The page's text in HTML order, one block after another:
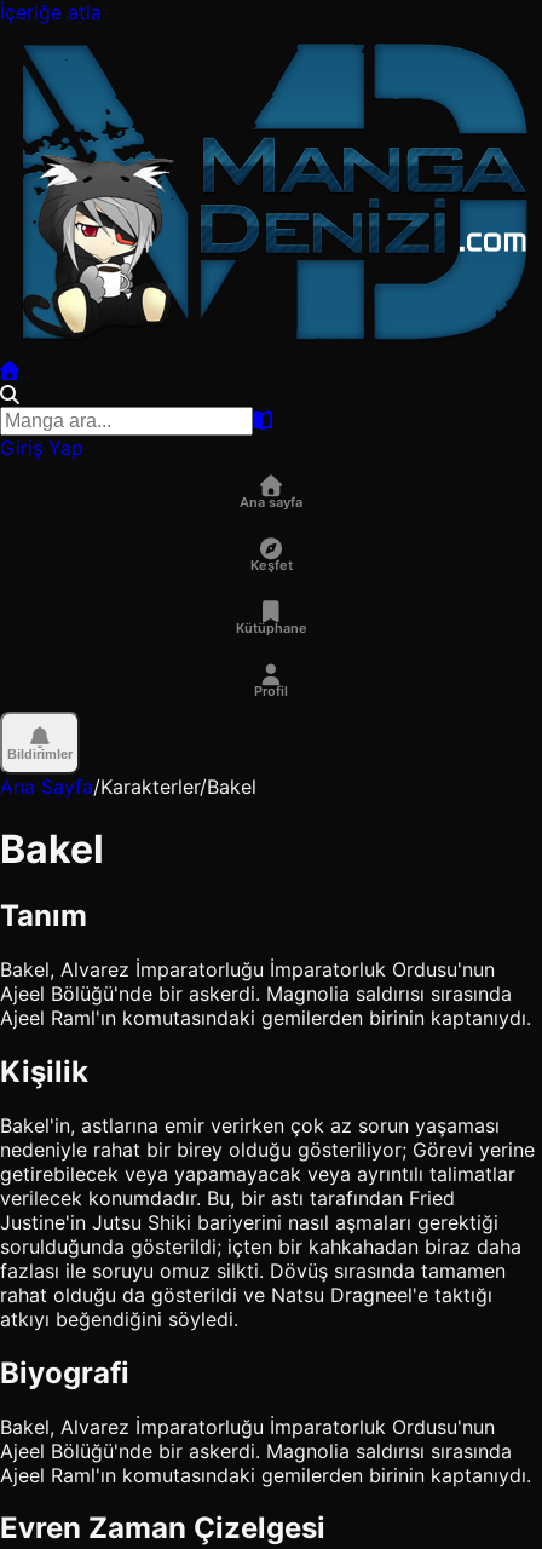
İçeriğe atla
Giriş Yap
Ana sayfa
Keşfet
Kütüphane
Profil
Bildirimler
Ana Sayfa/Karakterler/Bakel
Bakel
Tanım
Bakel, Alvarez İmparatorluğu İmparatorluk Ordusu'nun
Ajeel Bölüğü'nde bir askerdi. Magnolia saldırısı sırasında
Ajeel Raml'ın komutasındaki gemilerden birinin kaptanıydı.
Kişilik
Bakel'in, astlarına emir verirken çok az sorun yaşaması
nedeniyle rahat bir birey olduğu gösteriliyor; Görevi yerine
getirebilecek veya yapamayacak veya ayrıntılı talimatlar
verilecek konumdadır. Bu, bir astı tarafından Fried
Justine'in Jutsu Shiki bariyerini nasıl aşmaları gerektiği
sorulduğunda gösterildi; içten bir kahkahadan biraz daha
fazlası ile soruyu omuz silkti. Dövüş sırasında tamamen
rahat olduğu da gösterildi ve Natsu Dragneel'e taktığı
atkıyı beğendiğini söyledi.
Biyografi
Bakel, Alvarez İmparatorluğu İmparatorluk Ordusu'nun
Ajeel Bölüğü'nde bir askerdi. Magnolia saldırısı sırasında
Ajeel Raml'ın komutasındaki gemilerden birinin kaptanıydı.
Evren Zaman Çizelgesi